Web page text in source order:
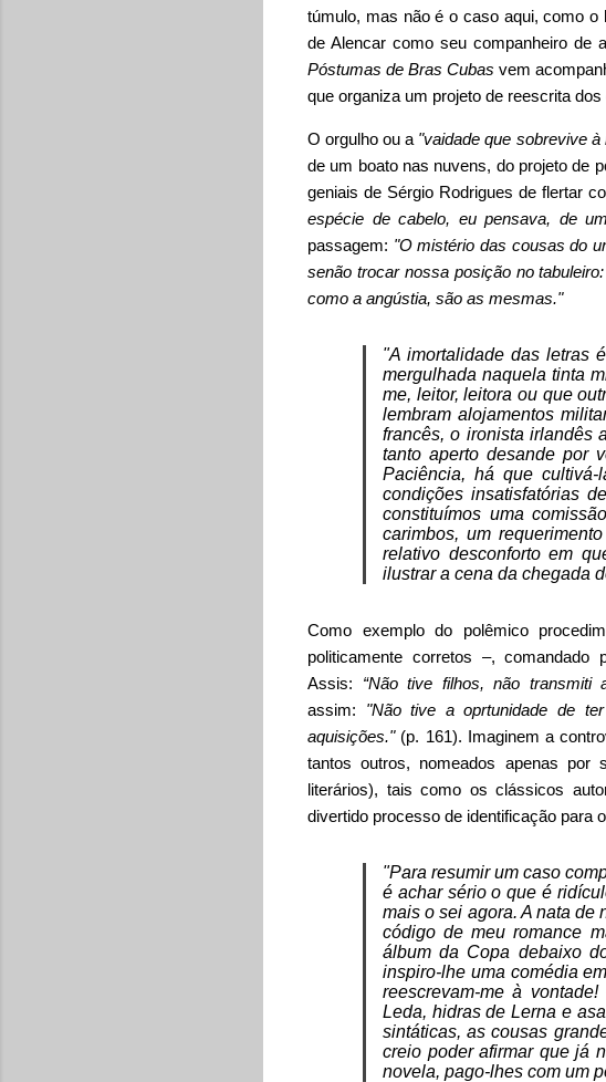
túmulo, mas não é o caso aqui, como o
de Alencar como seu companheiro de
Póstumas de Bras Cubas vem
que organiza um projeto de reescrita
O orgulho ou a "vaidade que sobrevive à
de um boato nas nuvens, do projeto de
geniais de Sérgio Rodrigues de flertar
espécie de cabelo, eu pensava, de
passagem: "O mistério das cousas do
senão trocar nossa posição no
como a angústia, são as mesmas."
"A imortalidade das letras
mergulhada naquela tinta
me, leitor, leitora ou que
lembram alojamentos
francês, o ironista irlandês
tanto aperto desande por
Paciência, há que
condições insatisfatórias
constituímos uma
carimbos, um
relativo desconforto em
ilustrar a cena da chegada
Como exemplo do polêmico
politicamente corretos –,
Assis: “Não tive filhos, não transmiti
assim: "Não tive a oprtunidade de
aquisições." (p. 161). Imaginem a
tantos outros, nomeados apenas por
literários), tais como os clássicos
divertido processo de identificação para
"Para resumir um caso
é achar sério o que é
mais o sei agora. A nata de
código de meu romance
álbum da Copa debaixo
inspiro-lhe uma comédia
reescrevam-me à
Leda, hidras de Lerna e
sintáticas, as cousas
creio poder afirmar que já
novela, pago-lhes com um